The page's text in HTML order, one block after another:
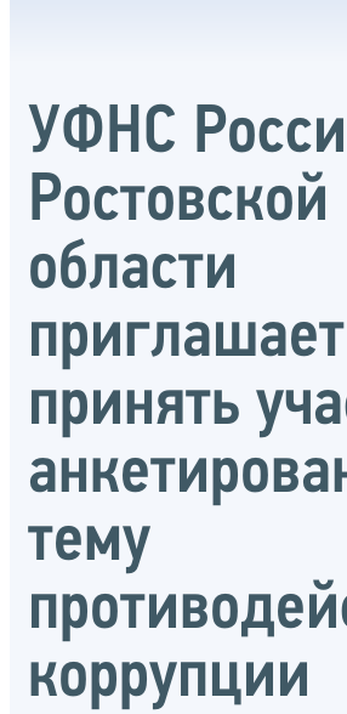
УФНС
Ростовской
области
приглашает
принять
тему
коррупции